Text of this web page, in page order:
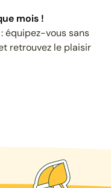
mois !
équipez-vous sans
retrouvez le plaisir